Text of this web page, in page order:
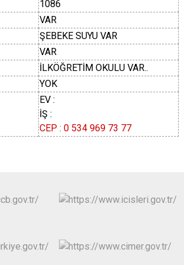
1086
VAR
ŞEBEKE SUYU VAR
VAR
İLKÖĞRETİM OKULU VAR..
YOK
EV :
İŞ :
CEP : 0 534 969 73 77